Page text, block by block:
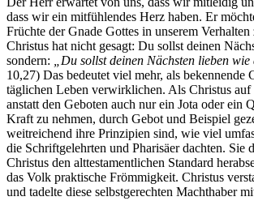
dass wir ein mitfühlendes Herz haben. Er
Früchte der Gnade Gottes in unserem Verhalten
Christus hat nicht gesagt: Du sollst deinen
sondern:
„Du sollst deinen Nächsten lieben
10,27) Das bedeutet viel mehr, als bekennende
täglichen Leben verwirklichen. Als Christus auf
anstatt den Geboten auch nur ein Jota oder ein
Kraft zu nehmen, durch Gebot und Beispiel
weitreichend ihre Prinzipien sind, wie viel
die Schriftgelehrten und Pharisäer dachten. Sie
Christus den alttestamentlichen Standard
das Volk praktische Frömmigkeit. Christus
und tadelte diese selbstgerechten Machthaber